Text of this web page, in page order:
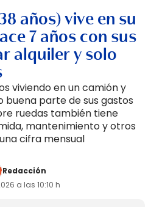
años) vive en su
7 años con sus
alquiler y solo
viviendo en un camión y
buena parte de sus gastos
ruedas también tiene
mantenimiento y otros
cifra mensual
Redacción
a las 10:10 h